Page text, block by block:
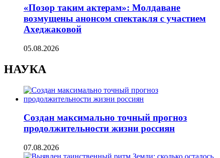
«Позор таким актерам»: Молдаване
возмущены анонсом спектакля с участием
Ахеджаковой
05.08.2026
НАУКА
Создан максимально точный прогноз
продолжительности жизни россиян
07.08.2026